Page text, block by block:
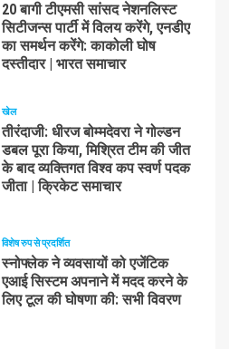
20 बागी टीएमसी सांसद नेशनलिस्ट
सिटीजन्स पार्टी में विलय करेंगे, एनडीए
का समर्थन करेंगे: काकोली घोष
दस्तीदार | भारत समाचार
खेल
तीरंदाजी: धीरज बोम्मदेवरा ने गोल्डन
डबल पूरा किया, मिश्रित टीम की जीत
के बाद व्यक्तिगत विश्व कप स्वर्ण पदक
जीता | क्रिकेट समाचार
विशेष रुप से प्रदर्शित
स्नोफ्लेक ने व्यवसायों को एजेंटिक
एआई सिस्टम अपनाने में मदद करने के
लिए टूल की घोषणा की: सभी विवरण